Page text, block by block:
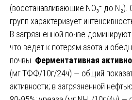
(восстанавливающие NO₃⁻ до N₂).
групп характеризует
В загрязненной почве
что ведет к потерям азота и
почвы. Ферментативная
(мг ТФФ/10г/24ч) — общий
активности; в загрязненной